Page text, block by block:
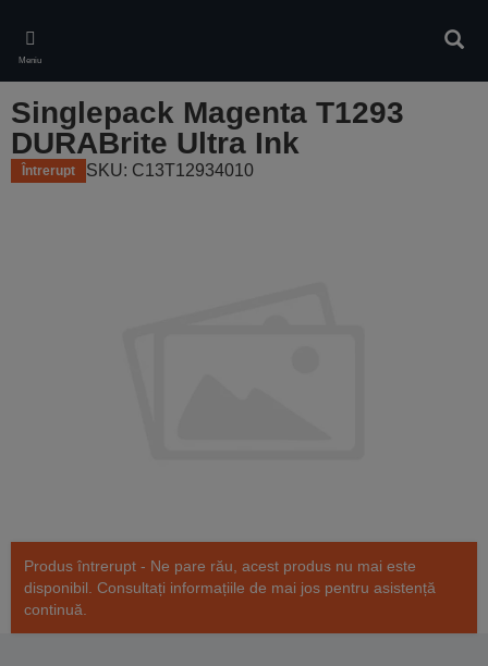
main
content
Meniu
Singlepack Magenta T1293
DURABrite Ultra Ink
Întrerupt SKU: C13T12934010
Produs întrerupt - Ne pare rău, acest produs nu mai este
disponibil. Consultați informațiile de mai jos pentru asistență
continuă.